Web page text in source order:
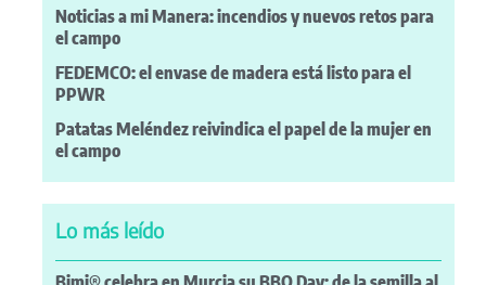
Noticias a mi Manera: incendios y nuevos retos para
el campo
FEDEMCO: el envase de madera está listo para el
PPWR
Patatas Meléndez reivindica el papel de la mujer en
el campo
Lo más leído